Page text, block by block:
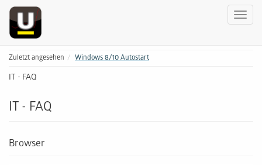
Zuletzt angesehen Windows 8/10 Autostart
IT - FAQ
IT - FAQ
Browser